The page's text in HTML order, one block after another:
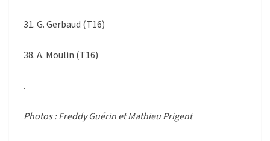
31. G. Gerbaud (T16)
38. A. Moulin (T16)
.
Photos : Freddy Guérin et Mathieu Prigent